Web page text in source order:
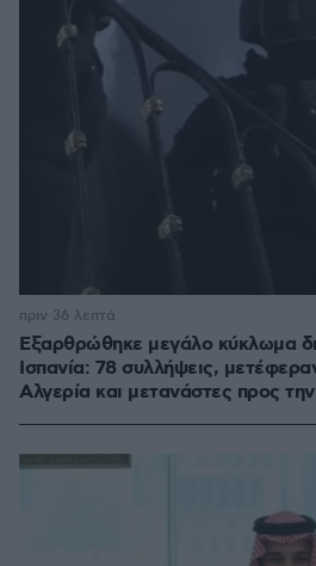
Εξαρθρώθηκε μεγάλο κύκλωμα
Ισπανία: 78 συλλήψεις,
Αλγερία και μετανάστες προς
πριν 36 λεπτά